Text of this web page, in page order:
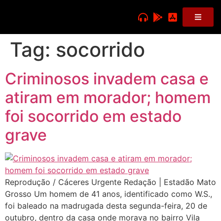
Tag: socorrido
Criminosos invadem casa e
atiram em morador; homem
foi socorrido em estado
grave
Reprodução / Cáceres Urgente Redação | Estadão Mato
Grosso Um homem de 41 anos, identificado como W.S.,
foi baleado na madrugada desta segunda-feira, 20 de
outubro, dentro da casa onde morava no bairro Vila